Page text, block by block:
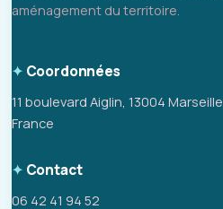
aménagement du territoire.
Coordonnées
11 boulevard Aiglin, 13004 Marseille
France
Contact
06 42 41 94 52